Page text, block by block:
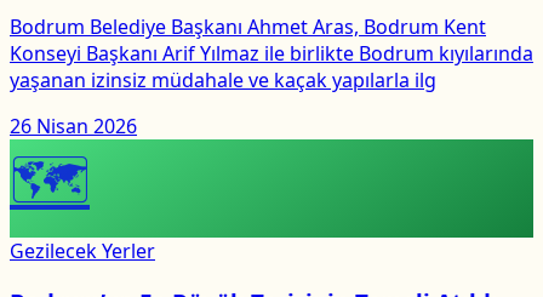
Bodrum Belediye Başkanı Ahmet Aras, Bodrum Kent
Konseyi Başkanı Arif Yılmaz ile birlikte Bodrum kıyılarında
yaşanan izinsiz müdahale ve kaçak yapılarla ilg
26 Nisan 2026
🗺
Gezilecek Yerler